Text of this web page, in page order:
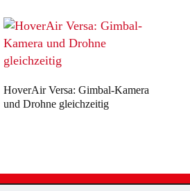
HoverAir Versa: Gimbal-Kamera
und Drohne gleichzeitig